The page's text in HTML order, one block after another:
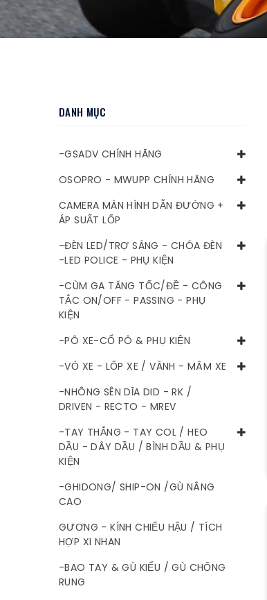
DANH MỤC
-GSADV CHÍNH HÃNG
OSOPRO - MWUPP CHÍNH HÃNG
CAMERA MÀN HÌNH DẪN ĐƯỜNG +
ÁP SUẤT LỐP
-ĐÈN LED/TRỢ SÁNG - CHÓA ĐÈN
-LED POLICE - PHỤ KIỆN
-CÙM GA TĂNG TỐC/ĐỀ - CÔNG
TẮC ON/OFF - PASSING - PHỤ
KIỆN
-PÔ XE-CỔ PÔ & PHỤ KIỆN
-VỎ XE - LỐP XE / VÀNH - MÂM XE
-NHÔNG SÊN DĨA DID - RK /
DRIVEN - RECTO - MREV
-TAY THẮNG - TAY COL / HEO
DẦU - DÂY DẦU / BÌNH DẦU & PHỤ
KIỆN
-GHIDONG/ SHIP-ON /GÙ NÂNG
CAO
GƯƠNG - KÍNH CHIẾU HẬU / TÍCH
HỢP XI NHAN
-BAO TAY & GÙ KIỂU / GÙ CHỐNG
RUNG